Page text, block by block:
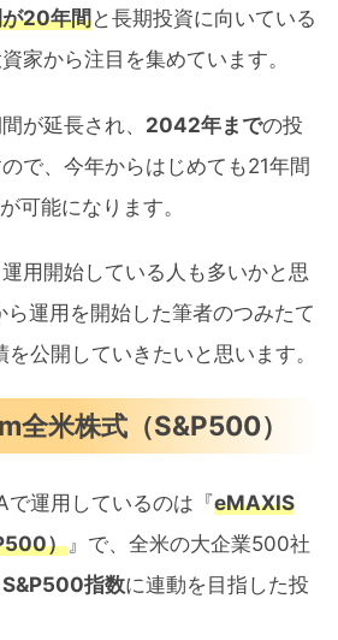
20年間と長期投資に向いている
家から注目を集めています。
が延長され、 2042年までの投
で、今年からはじめても21年間
可能になります。
用開始している人も多いかと思
運用を開始した筆者のつみたて
公開していきたいと思います。
全米株式（S&P500）
運用しているのは『eMAXIS
）』で、全米の大企業500社
S&P500指数に連動を目指した投